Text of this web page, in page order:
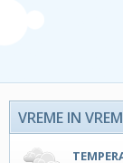
VREME IN